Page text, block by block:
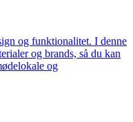
og funktionalitet. I denne
og brands, så du kan
og